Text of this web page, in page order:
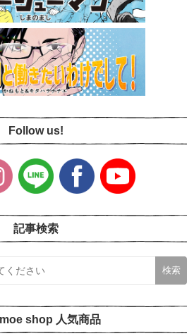
Follow us!
記事検索
shop 人気商品